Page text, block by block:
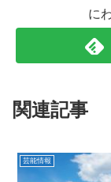
に
関連記事
芸能情報